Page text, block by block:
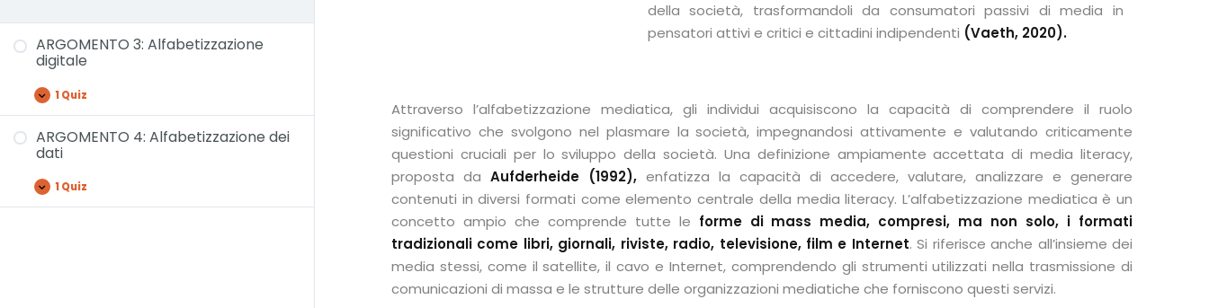
ARGOMENTO 3: Alfabetizzazione
digitale
1 Quiz
ARGOMENTO 4: Alfabetizzazione dei
dati
1 Quiz
della società, trasformandoli da consumatori passivi di media in
pensatori attivi e critici e cittadini indipendenti (Vaeth, 2020).
Attraverso l’alfabetizzazione mediatica, gli individui acquisiscono la capacità di comprendere il ruolo
significativo che svolgono nel plasmare la società, impegnandosi attivamente e valutando criticamente
questioni cruciali per lo sviluppo della società. Una definizione ampiamente accettata di media literacy,
proposta da Aufderheide (1992), enfatizza la capacità di accedere, valutare, analizzare e generare
contenuti in diversi formati come elemento centrale della media literacy. L’alfabetizzazione mediatica è un
concetto ampio che comprende tutte le forme di mass media, compresi, ma non solo, i formati
tradizionali come libri, giornali, riviste, radio, televisione, film e Internet. Si riferisce anche all’insieme dei
media stessi, come il satellite, il cavo e Internet, comprendendo gli strumenti utilizzati nella trasmissione di
comunicazioni di massa e le strutture delle organizzazioni mediatiche che forniscono questi servizi.
Remember me